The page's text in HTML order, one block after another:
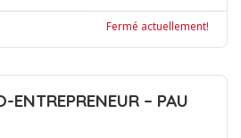
Fermé actuellement!
ENTREPRENEUR – PAU